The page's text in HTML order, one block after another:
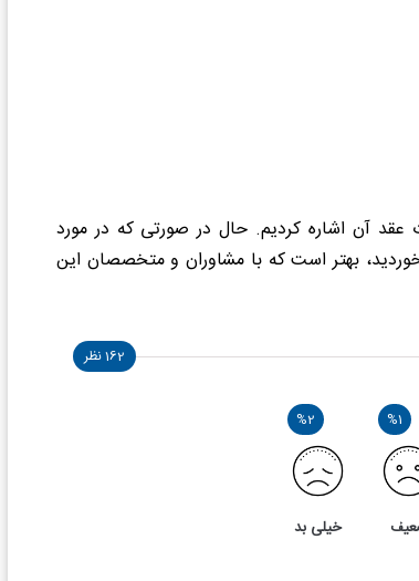
آن اشاره کردیم. حال در صورتی که در مورد
بهتر است که با مشاوران و متخصصان این
162 نظر
%1
%2
خیلی بد